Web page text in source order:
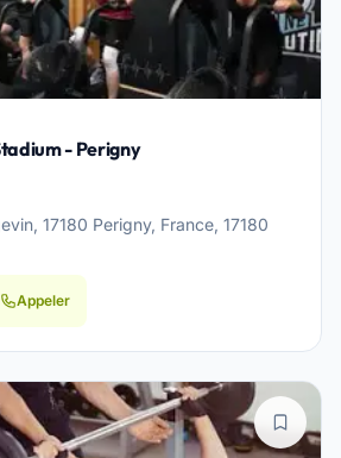
- Perigny
17180 Perigny, France, 17180
Appeler